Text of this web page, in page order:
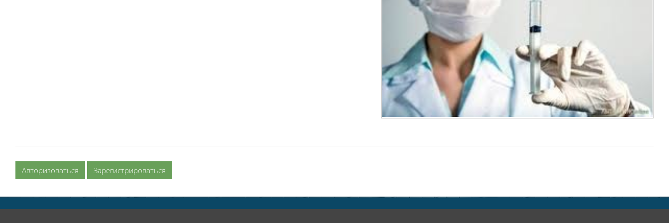
Авторизоваться Зарегистрироваться